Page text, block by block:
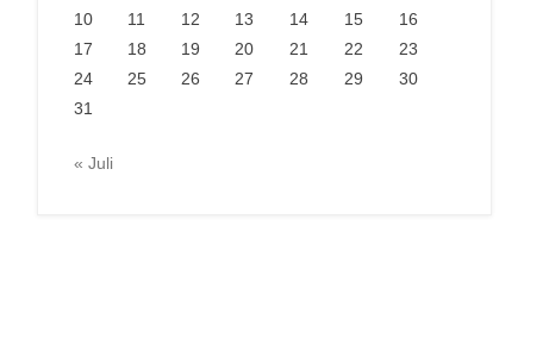
10
11 12 13 14 15
16
17
18 19 20 21 22
23
24
25 26 27 28 29
30
31
« Juli